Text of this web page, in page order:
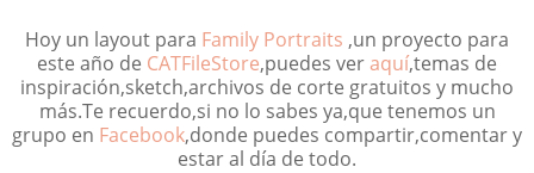
Hoy un layout para Family Portraits ,un proyecto para
este año de CATFileStore,puedes veraquí,temas de
inspiración,sketch,archivos de corte gratuitos y mucho
más.Te recuerdo,si no lo sabes ya,que tenemos un
grupo en Facebook,donde puedes compartir,comentar y
estar al día de todo.